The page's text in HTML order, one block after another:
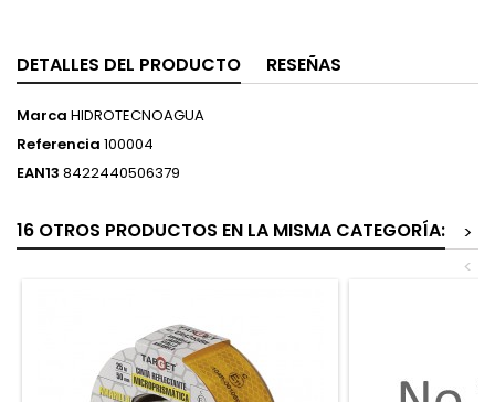
DETALLES DEL PRODUCTO RESEÑAS
Marca HIDROTECNOAGUA
Referencia 100004
EAN13 8422440506379
16 OTROS PRODUCTOS EN LA MISMA CATEGORÍA:
>
<